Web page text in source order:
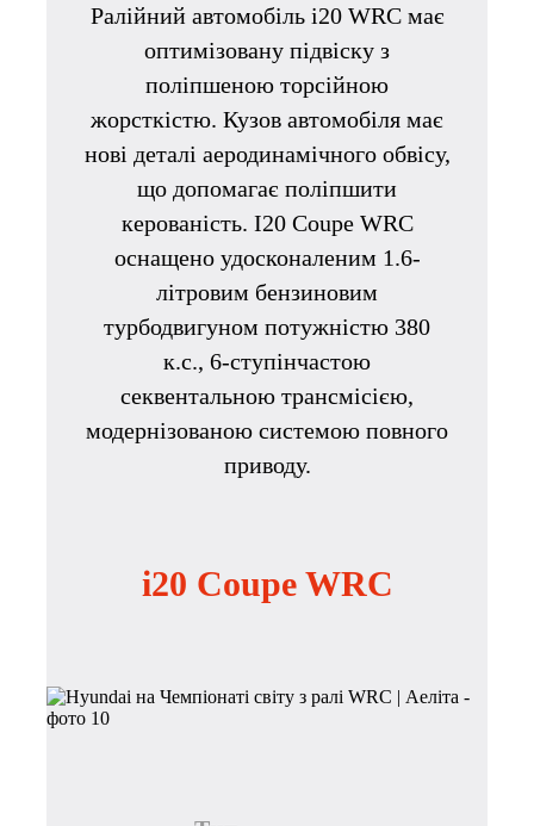
Ралійний автомобіль i20 WRC має
оптимізовану підвіску з
поліпшеною торсійною
жорсткістю. Кузов автомобіля має
нові деталі аеродинамічного обвісу,
що допомагає поліпшити
керованість. I20 Coupe WRC
оснащено удосконаленим 1.6-
літровим бензиновим
турбодвигуном потужністю 380
к.с., 6-ступінчастою
секвентальною трансмісією,
модернізованою системою повного
приводу.
i20 Coupe WRC